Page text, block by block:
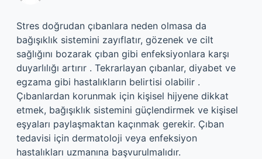
Stres doğrudan çıbanlara neden olmasa da
bağışıklık sistemini zayıflatır, gözenek ve cilt
sağlığını bozarak çıban gibi enfeksiyonlara karşı
duyarlılığı artırır . Tekrarlayan çıbanlar, diyabet ve
egzama gibi hastalıkların belirtisi olabilir .
Çıbanlardan korunmak için kişisel hijyene dikkat
etmek, bağışıklık sistemini güçlendirmek ve kişisel
eşyaları paylaşmaktan kaçınmak gerekir. Çıban
tedavisi için dermatoloji veya enfeksiyon
hastalıkları uzmanına başvurulmalıdır.